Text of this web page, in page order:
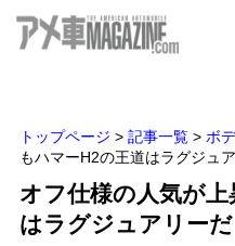
トップページ > 記事一覧 > ボ
もハマーH2の王道はラグジュ
オフ仕様の人気が
はラグジュアリーだ